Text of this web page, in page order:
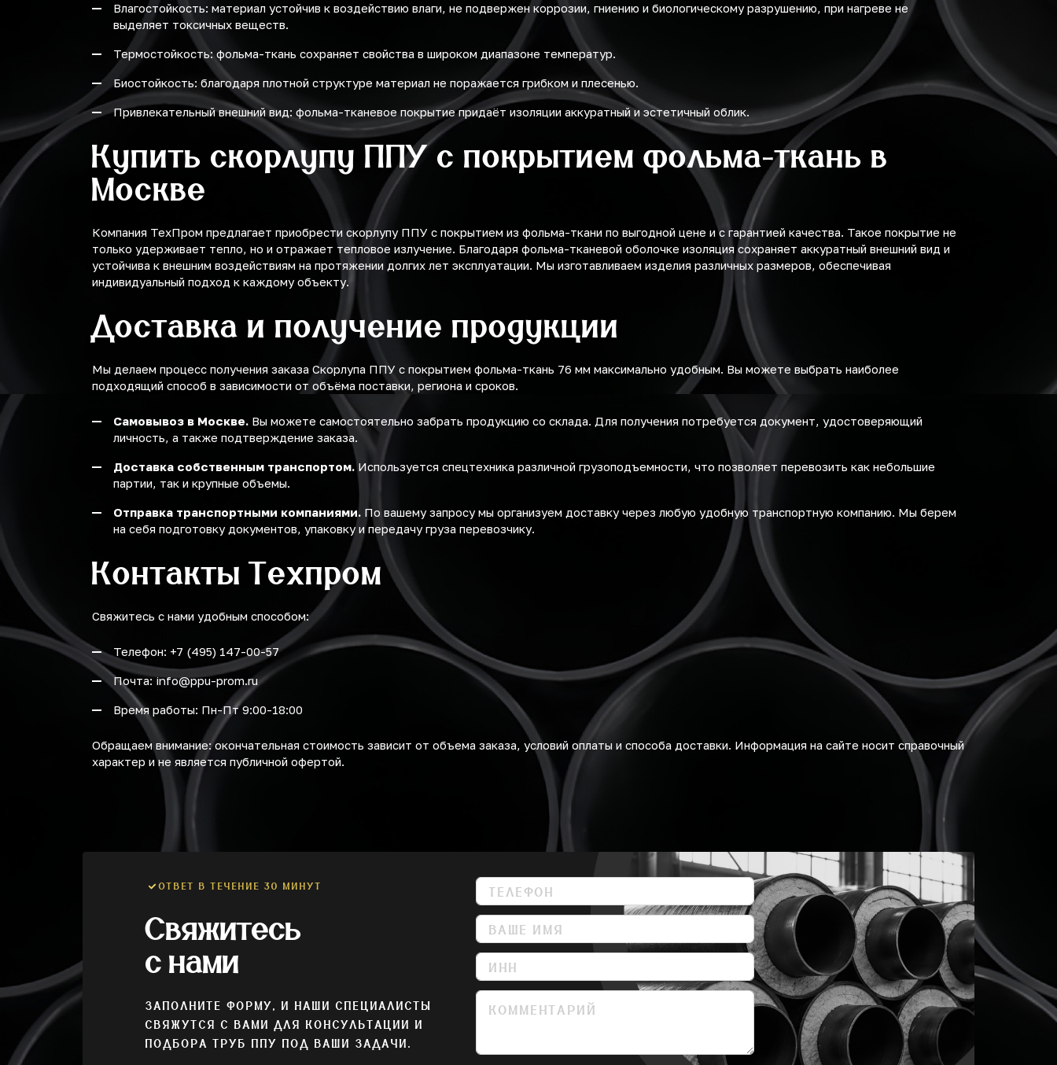
Влагостойкость: материал устойчив к воздействию влаги, не подвержен коррозии, гниению и биологическому разрушению, при нагреве не
выделяет токсичных веществ.
Термостойкость: фольма-ткань сохраняет свойства в широком диапазоне температур.
Биостойкость: благодаря плотной структуре материал не поражается грибком и плесенью.
Привлекательный внешний вид: фольма-тканевое покрытие придаёт изоляции аккуратный и эстетичный облик.
Купить скорлупу ППУ с покрытием фольма-ткань в
Москве
Компания ТехПром предлагает приобрести скорлупу ППУ с покрытием из фольма-ткани по выгодной цене и с гарантией качества. Такое покрытие не
только удерживает тепло, но и отражает тепловое излучение. Благодаря фольма-тканевой оболочке изоляция сохраняет аккуратный внешний вид и
устойчива к внешним воздействиям на протяжении долгих лет эксплуатации. Мы изготавливаем изделия различных размеров, обеспечивая
индивидуальный подход к каждому объекту.
Доставка и получение продукции
Мы делаем процесс получения заказа Скорлупа ППУ с покрытием фольма-ткань 76 мм максимально удобным. Вы можете выбрать наиболее
подходящий способ в зависимости от объёма поставки, региона и сроков.
Самовывоз в Москве. Вы можете самостоятельно забрать продукцию со склада. Для получения потребуется документ, удостоверяющий
личность, а также подтверждение заказа.
Доставка собственным транспортом.Используется спецтехника различной грузоподъемности, что позволяет перевозить как небольшие
партии, так и крупные объемы.
Отправка транспортными компаниями. По вашему запросу мы организуем доставку через любую удобную транспортную компанию. Мы берем
на себя подготовку документов, упаковку и передачу груза перевозчику.
Контакты Техпром
Свяжитесь с нами удобным способом:
Телефон: +7 (495) 147-00-57
Почта: info@ppu-prom.ru
Время работы: Пн-Пт 9:00-18:00
Обращаем внимание: окончательная стоимость зависит от объема заказа, условий оплаты и способа доставки. Информация на сайте носит справочный
характер и не является публичной офертой.
ОТВЕТ В ТЕЧЕНИЕ 30 МИНУТ
Свяжитесь
с нами
ЗАПОЛНИТЕ ФОРМУ, И НАШИ СПЕЦИАЛИСТЫ
СВЯЖУТСЯ С ВАМИ ДЛЯ КОНСУЛЬТАЦИИ И
ПОДБОРА ТРУБ ППУ ПОД ВАШИ ЗАДАЧИ.